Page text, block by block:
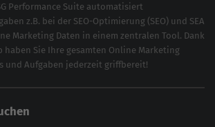
Performance Suite automatisiert
z.B. bei der SEO-Optimierung (SEO) und SEA
Marketing Daten in einem zentralen Tool. Dank
haben Sie Ihre gesamten Online Marketing
und Aufgaben jederzeit griffbereit!